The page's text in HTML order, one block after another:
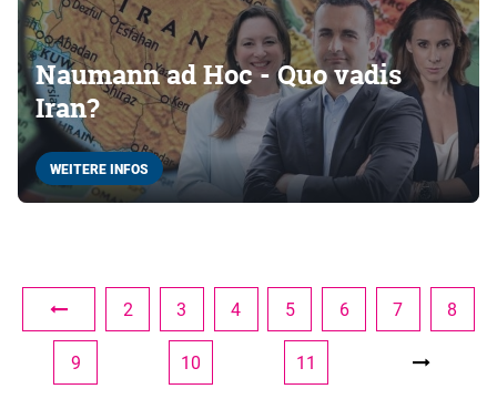
Naumann ad Hoc - Quo vadis
Iran?
WEITERE INFOS
2 3 4 5 6 7 8
9 10 11